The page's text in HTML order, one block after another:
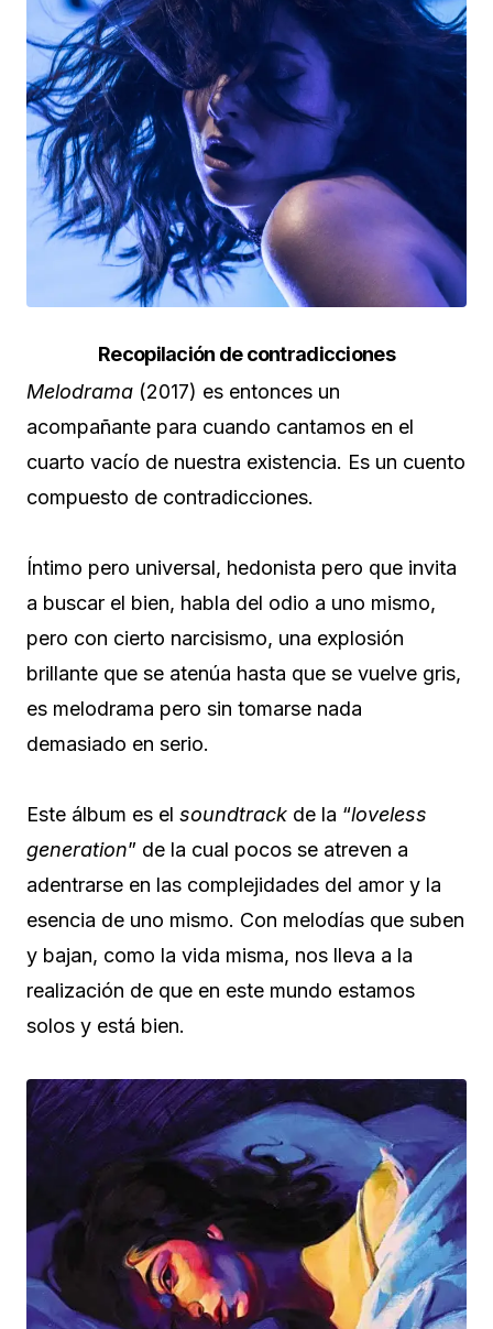
Recopilación de contradicciones
Melodrama (2017) es entonces un
acompañante para cuando cantamos en el
cuarto vacío de nuestra existencia. Es un cuento
compuesto de contradicciones.
Íntimo pero universal, hedonista pero que invita
a buscar el bien, habla del odio a uno mismo,
pero con cierto narcisismo, una explosión
brillante que se atenúa hasta que se vuelve gris,
es melodrama pero sin tomarse nada
demasiado en serio.
Este álbum es el soundtrack de la “loveless
generation” de la cual pocos se atreven a
adentrarse en las complejidades del amor y la
esencia de uno mismo. Con melodías que suben
y bajan, como la vida misma, nos lleva a la
realización de que en este mundo estamos
solos y está bien.